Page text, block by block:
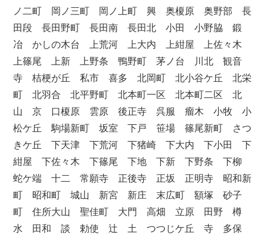
ノ二町 岡ノ三町 岡ノ上町 興 奥榎原 奥野部 長
田段 長田野町 長田南 長田北 小田 小野脇 鍛
冶 かしの木台 上荒河 上大内 上紺屋 上佐々木
上篠尾 上新 上野条 鴨野町 茅ノ台 川北 観音
寺 桔梗が丘 私市 喜多 北岡町 北小谷ケ丘 北栄
町 北羽合 北平野町 北本町一区 北本町二区 北
山 京 口榎原 雲原 後正寺 呉服 瘤木 小牧 小
松ケ丘 駒場新町 坂室 下戸 笹場 篠尾新町 さつ
きケ丘 下天津 下荒河 下猪崎 下大内 下小田 下
紺屋 下佐々木 下篠尾 下地 下新 下野条 下柳
蛇ケ端 十二 常願寺 正後寺 正坂 正明寺 昭和新
町 昭和町 城山 新宮 新庄 末広町 額塚 砂子
町 住所大山 聖佳町 大門 高畑 立原 田野 樽
水 田和 談 勅使 辻 土 つつじケ丘 寺 多保